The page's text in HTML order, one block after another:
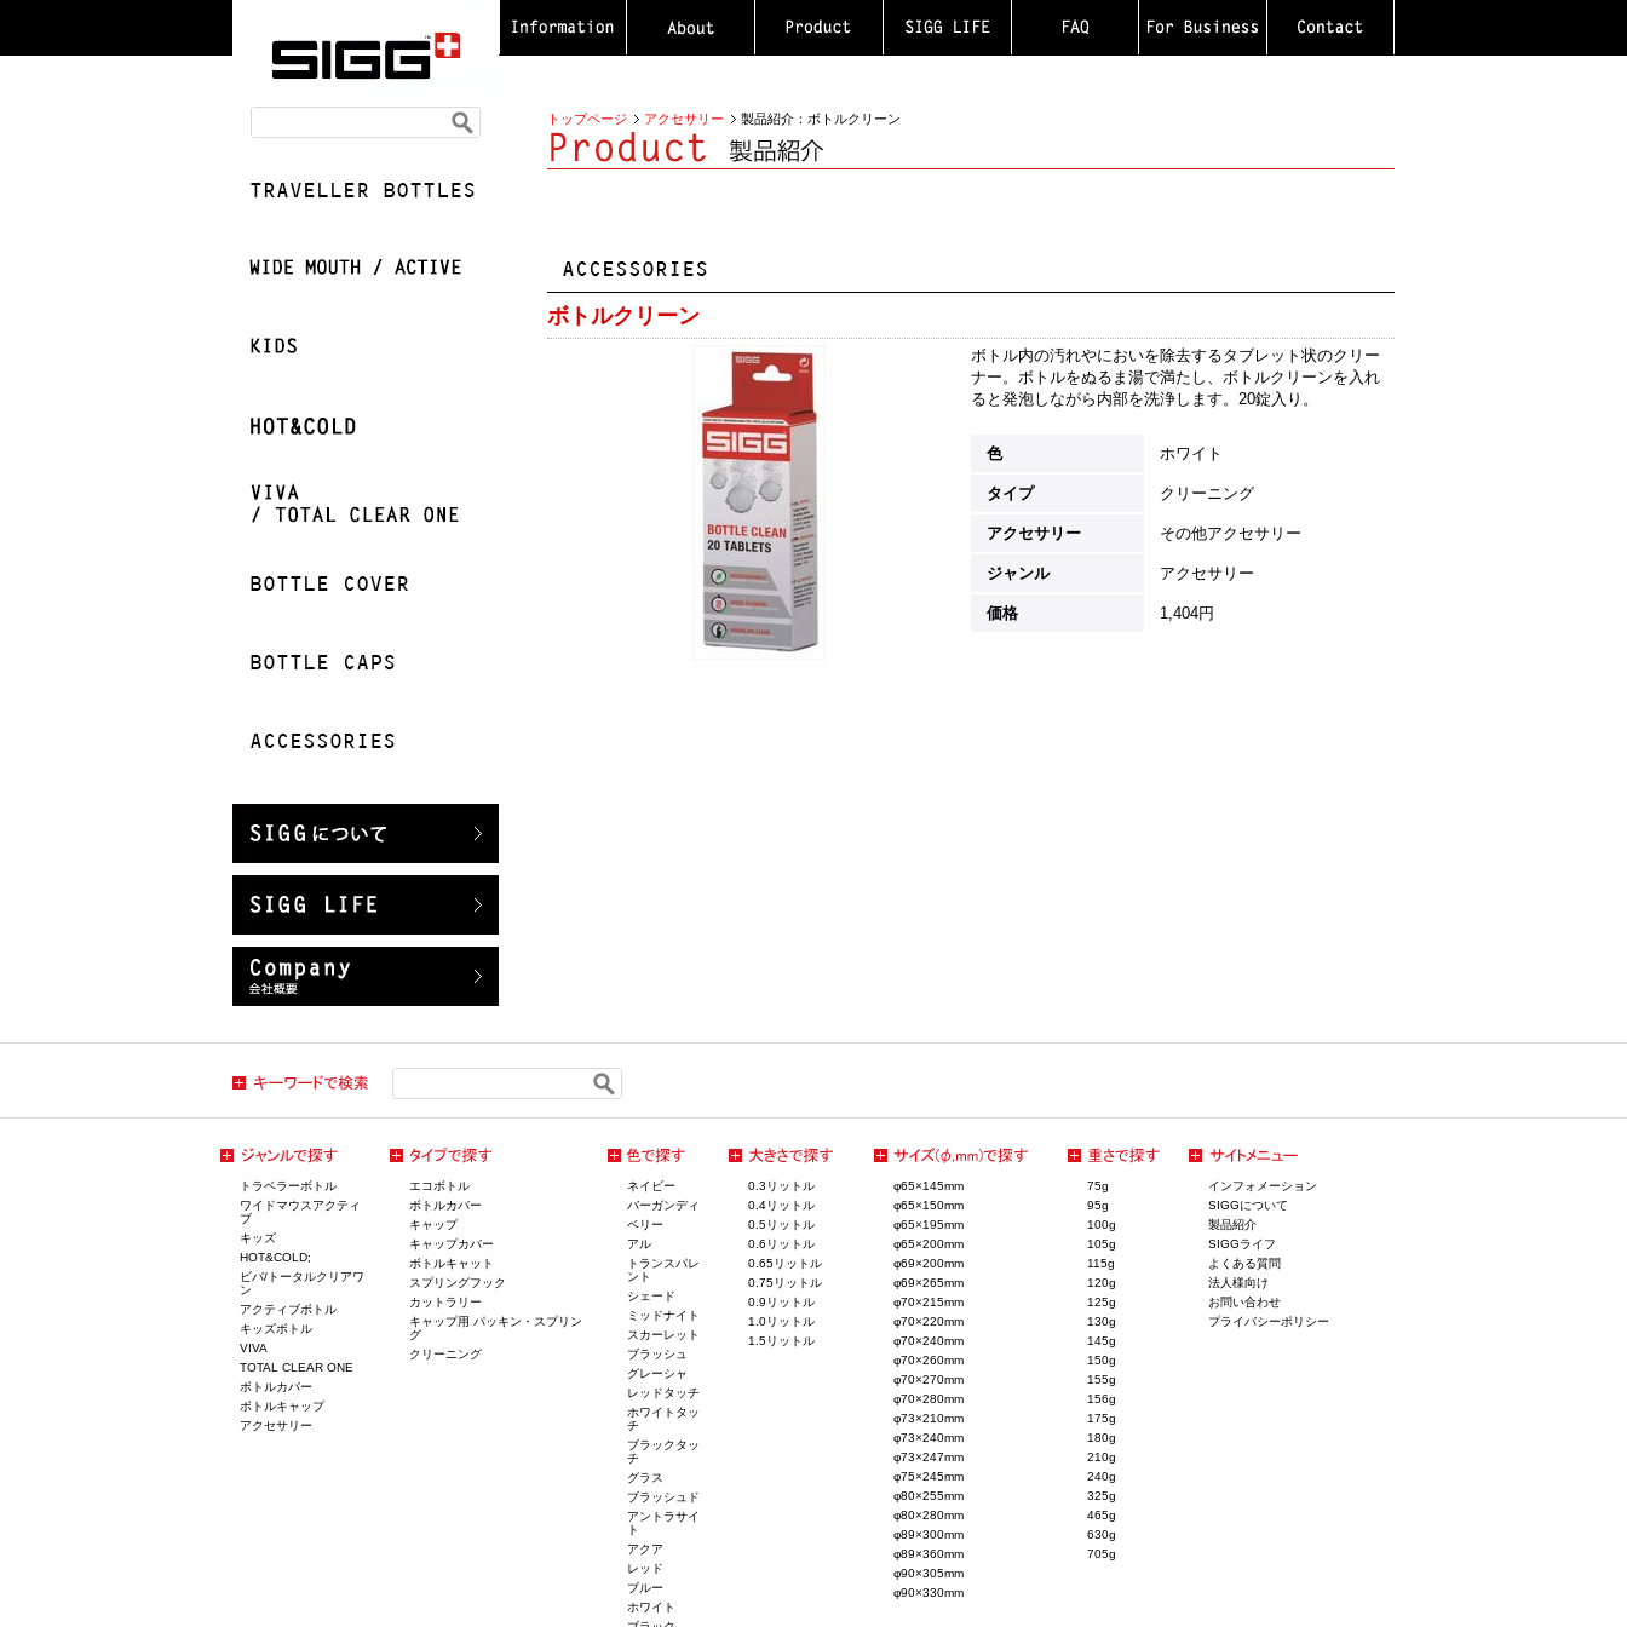
トップページ アクセサリー 製品紹介：ボトルクリーン
ボトルクリーン
ボトル内の汚れやにおいを除去するタブレット状のクリー
ナー。ボトルをぬるま湯で満たし、ボトルクリーンを入れ
ると発泡しながら内部を洗浄します。20錠入り。
色 ホワイト
タイプ クリーニング
アクセサリー その他アクセサリー
ジャンル アクセサリー
価格 1,404円
トラベラーボトル
ワイドマウスアクティ
ブ
キッズ
HOT&COLD;
ビバ/トータルクリアワ
ン
アクティブボトル
キッズボトル
VIVA
TOTAL CLEAR ONE
ボトルカバー
ボトルキャップ
アクセサリー
エコボトル
ボトルカバー
キャップ
キャップカバー
ボトルキャット
スプリングフック
カットラリー
キャップ用 パッキン・スプリン
グ
クリーニング
ネイビー
バーガンディ
ベリー
アル
トランスパレ
ント
シェード
ミッドナイト
スカーレット
ブラッシュ
グレーシャ
レッドタッチ
ホワイトタッ
チ
ブラックタッ
チ
グラス
ブラッシュド
アントラサイ
ト
アクア
レッド
ブルー
ホワイト
0.3リットル
0.4リットル
0.5リットル
0.6リットル
0.65リットル
0.75リットル
0.9リットル
1.0リットル
1.5リットル
φ65×145mm
φ65×150mm
φ65×195mm
φ65×200mm
φ69×200mm
φ69×265mm
φ70×215mm
φ70×220mm
φ70×240mm
φ70×260mm
φ70×270mm
φ70×280mm
φ73×210mm
φ73×240mm
φ73×247mm
φ75×245mm
φ80×255mm
φ80×280mm
φ89×300mm
φ89×360mm
φ90×305mm
φ90×330mm
75g
95g
100g
105g
115g
120g
125g
130g
145g
150g
155g
156g
175g
180g
210g
240g
325g
465g
630g
705g
インフォメーション
SIGGについて
製品紹介
SIGGライフ
よくある質問
法人様向け
お問い合わせ
プライバシーポリシー